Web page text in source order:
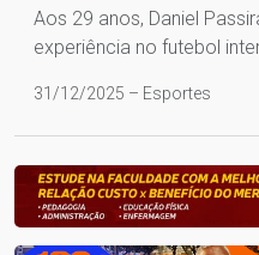
Aos 29 anos, Daniel
experiência no futebol
31/12/2025 – Esportes